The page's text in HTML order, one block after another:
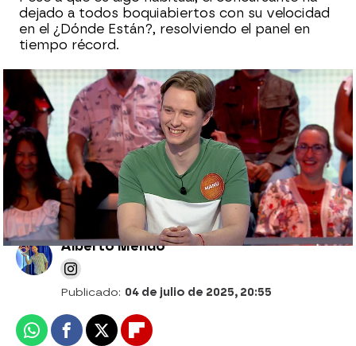
dejado a todos boquiabiertos con su velocidad
en el ¿Dónde Están?, resolviendo el panel en
tiempo récord.
“Estoy fina”: Rosa se inmola en El Rosco y
Manu avanza lanzado a por el bote de
1.822.000 euros
Alberto Mendo
Publicado: 04 de julio de 2025, 20:55
WhatsappFacebook
X Flipboard